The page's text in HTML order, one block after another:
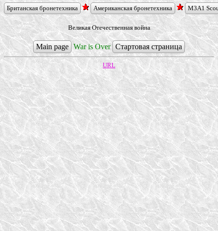
Британская бронетехника Американская бронетехника M3A1
Великая Отечественная война
Main page War is Over Стартовая страница
URL